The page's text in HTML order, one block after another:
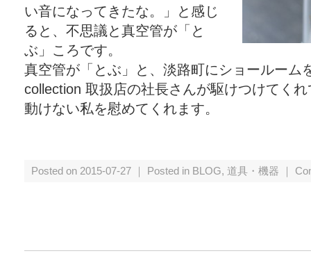
い音になってきたな。」と感じ
ると、不思議と真空管が「と
ぶ」ころです。
真空管が「とぶ」と、淡路町にショールーム
collection 取扱店の社長さんが駆けつけてく
動けない私を慰めてくれます。
Posted on 2015-07-27 ｜ Posted in BLOG, 道具・機器 ｜